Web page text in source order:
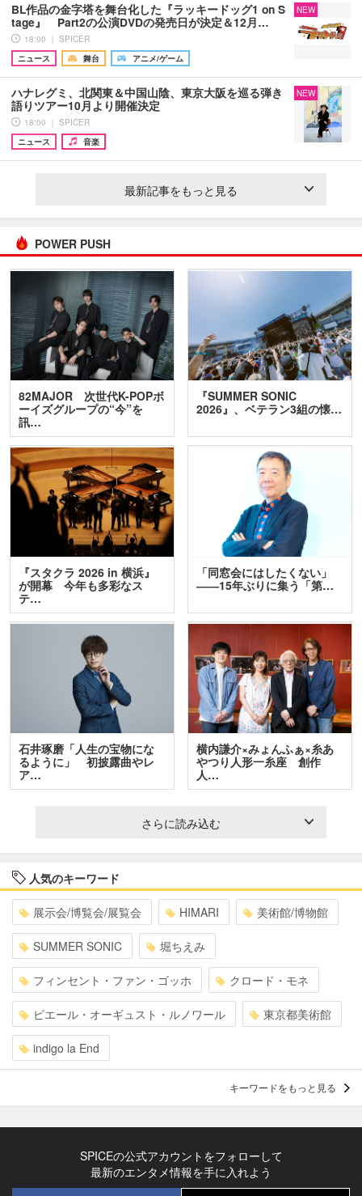
BL作品の金字塔を舞台化した『ラッキードッグ1 on S
tage』 Part2の公演DVDの発売日が決定＆12月…
18:00 ｜ SPICER
ニュース
舞台 アニメ/ゲーム
NEW
ハナレグミ、北関東＆中国山陰、東京大阪を巡る弾き
語りツアー10月より開催決定
18:00 ｜ SPICER
ニュース
音楽
NEW
最新記事をもっと見る
POWER PUSH
82MAJOR 次世代K-POPボ
ーイズグループの“今”を
訊…
『SUMMER SONIC
2026』、ベテラン3組の懐…
『スタクラ 2026 in 横浜』
が開幕 今年も多彩なス
テ…
「同窓会にはしたくない」
――15年ぶりに集う「第…
石井琢磨「人生の宝物にな
るように」 初披露曲やレ
ア…
横内謙介×みょんふぁ×糸あ
やつり人形一糸座 創作
人…
さらに読み込む
人気のキーワード
展示会/博覧会/展覧会 HIMARI 美術館/博物館
SUMMER SONIC 堀ちえみ
フィンセント・ファン・ゴッホ クロード・モネ
ピエール・オーギュスト・ルノワール 東京都美術館
indigo la End
キーワードをもっと見る
SPICEの公式アカウントをフォローして
最新のエンタメ情報を手に入れよう